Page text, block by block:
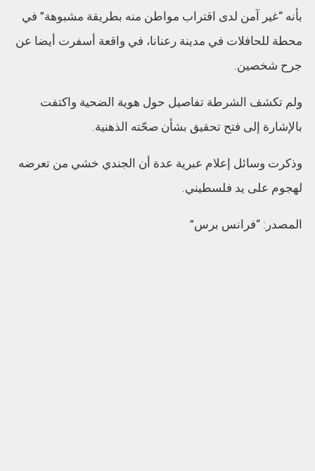
بأنه “غير آمن لدى اقتراب مواطن منه بطريقة مشبوهة” في
محطة للحافلات في مدينة رعنانا، في واقعة أسفرت أيضا عن
جرح شخصين.
ولم تكشف الشرطة تفاصيل حول هوية الضحية واكتفت
بالإشارة إلى فتح تحقيق بشأن صحّته الذهنية.
وذكرت وسائل إعلام عبرية عدة أن الجندي خشي من تعرضه
لهجوم على يد فلسطيني.
المصدر: “فرانس برس”